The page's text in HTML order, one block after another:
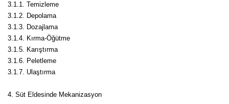
3.1.1. Temizleme
3.1.2. Depolama
3.1.3. Dozajlama
3.1.4. Kırma-Öğütme
3.1.5. Karıştırma
3.1.6. Peletleme
3.1.7. Ulaştırma
4. Süt Eldesinde Mekanizasyon
Pitaya Fidanı
Şeftali Fidanı
Trabzon Hurması Fidanı
Üzüm Fidanı
Vişne Fidanı